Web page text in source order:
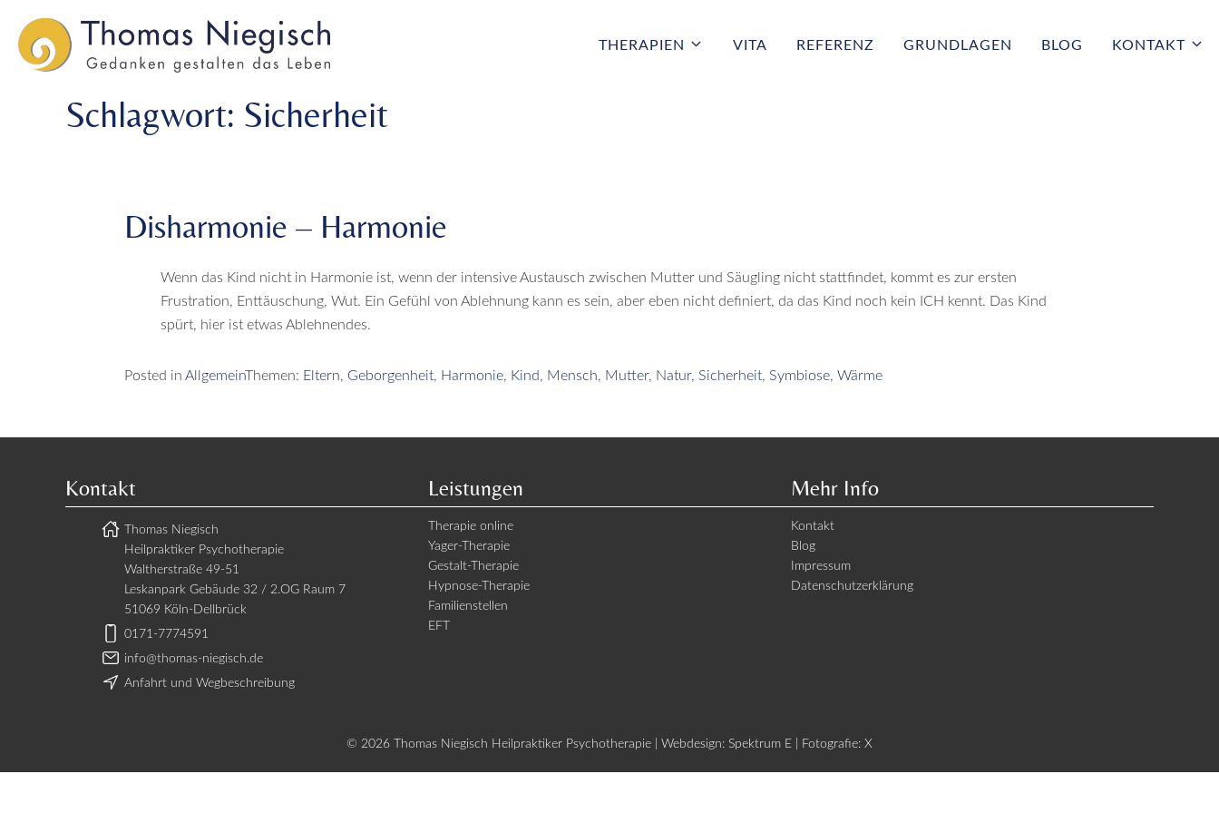
to
main
to
main
THERAPIEN VITA REFERENZ GRUNDLAGEN BLOG KONTAKT
Schlagwort: Sicherheit
Disharmonie – Harmonie
Wenn das Kind nicht in Harmonie ist, wenn der intensive Austausch zwischen Mutter und Säugling nicht stattfindet, kommt es zur ersten
Frustration, Enttäuschung, Wut. Ein Gefühl von Ablehnung kann es sein, aber eben nicht definiert, da das Kind noch kein ICH kennt. Das Kind
spürt, hier ist etwas Ablehnendes.
Posted in AllgemeinThemen: Eltern, Geborgenheit, Harmonie, Kind, Mensch, Mutter, Natur, Sicherheit, Symbiose, Wärme
Kontakt
Thomas Niegisch
Heilpraktiker Psychotherapie
Waltherstraße 49-51
Leskanpark Gebäude 32 / 2.OG Raum 7
51069 Köln-Dellbrück
0171-7774591
info@thomas-niegisch.de
Anfahrt und Wegbeschreibung
Leistungen
Therapie online
Yager-Therapie
Gestalt-Therapie
Hypnose-Therapie
Familienstellen
EFT
Mehr Info
Kontakt
Blog
Impressum
Datenschutzerklärung
© 2026 Thomas Niegisch Heilpraktiker Psychotherapie | Webdesign: Spektrum E | Fotografie: X